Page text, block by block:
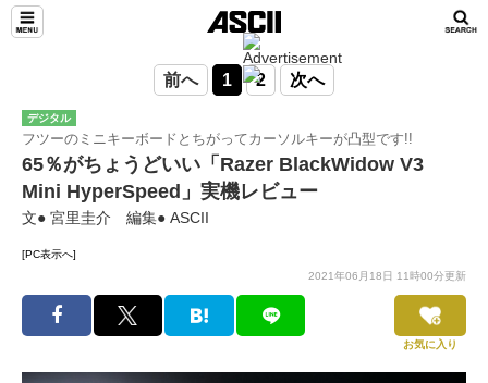
前へ 1 2 次へ
デジタル
フツーのミニキーボードとちがってカーソルキーが凸型です!!
65％がちょうどいい「Razer BlackWidow V3
Mini HyperSpeed」実機レビュー
文● 宮里圭介 編集● ASCII
[PC表示へ]
2021年06月18日 11時00分更新
お気に入り